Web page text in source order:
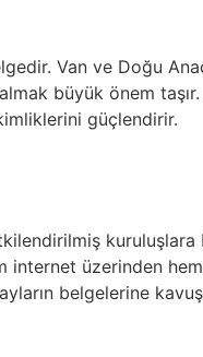
Van ve Doğu
büyük önem
güçlendirir.
kuruluşlara
internet üzerinden
belgelerine